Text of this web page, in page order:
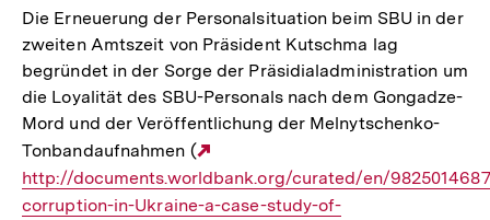
Die Erneuerung der Personalsituation beim SBU in der
zweiten Amtszeit von Präsident Kutschma lag
begründet in der Sorge der Präsidialadministration um
die Loyalität des SBU-Personals nach dem Gongadze-
Mord und der Veröffentlichung der Melnytschenko-
Tonbandaufnahmen (
Link:
http://documents.worldbank.org/curated/en/
corruption-in-Ukraine-a-case-study-of-